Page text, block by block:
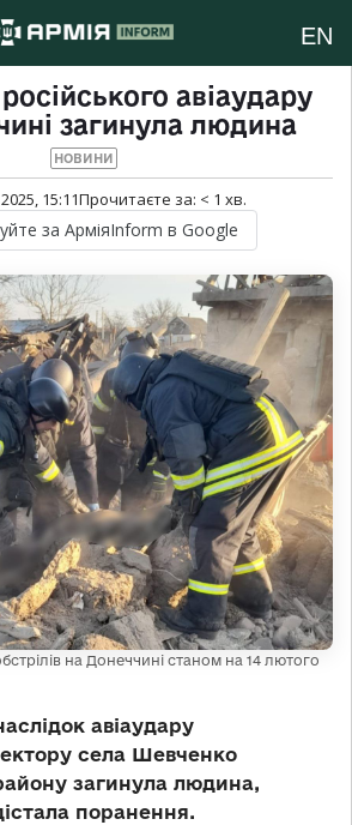
EN
авіаудару
загинула людина
НОВИНИ
15:11Прочитаєте за: < 1 хв.
за АрміяInform в Google
на Донеччині станом на 14 лютого
авіаудару
села Шевченко
загинула людина,
поранення.